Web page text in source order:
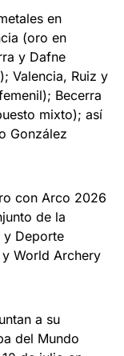
en
(oro en
y Dafne
Valencia, Ruiz y
Becerra
mixto); así
González
con Arco 2026
de la
y Deporte
World Archery
a su
del Mundo